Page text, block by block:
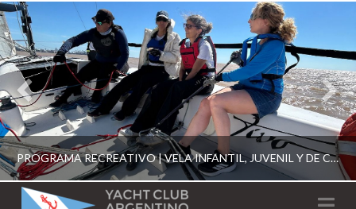
PROGRAMA RECREATIVO | VELA INFANTIL, JUVENIL Y DE CRUCERO 2026